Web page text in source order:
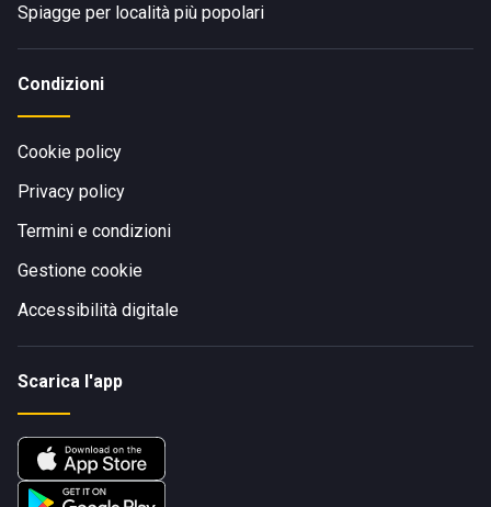
Spiagge per località più popolari
Condizioni
Cookie policy
Privacy policy
Termini e condizioni
Gestione cookie
Accessibilità digitale
Scarica l'app